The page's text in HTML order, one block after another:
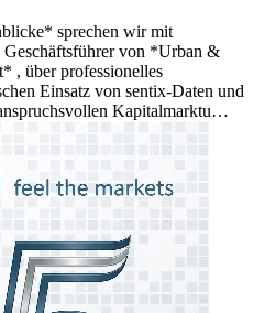
sprechen wir mit
von *Urban &
, über professionelles
Einsatz von sentix-Daten und
Kapitalmarktu…